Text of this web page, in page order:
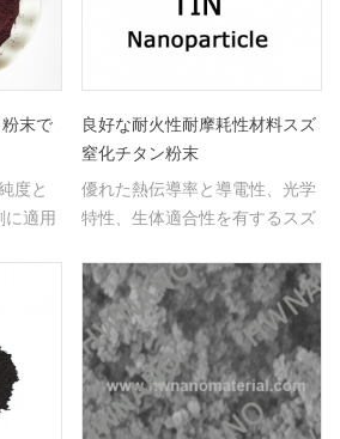
末で
度と
に適用
良好な耐火性耐摩耗性材料スズ
窒化チタン粉末
優れた熱伝導率と導電性、光学
特性、生体適合性を有するスズ